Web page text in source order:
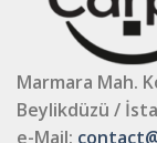
Marmara Mah.
Beylikdüzü /
e-Mail: